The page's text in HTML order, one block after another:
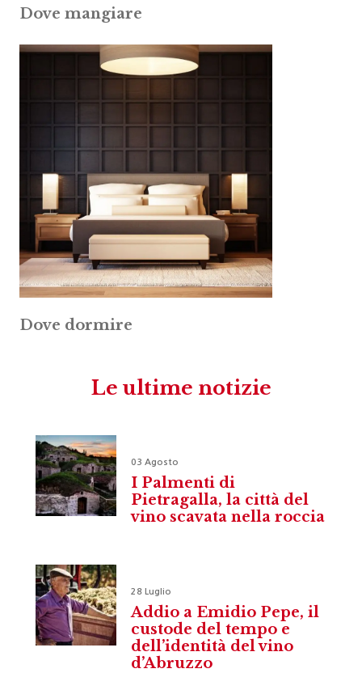
Dove mangiare
Dove dormire
Le ultime notizie
03 Agosto
I Palmenti di
Pietragalla, la città del
vino scavata nella roccia
28 Luglio
Addio a Emidio Pepe, il
custode del tempo e
dell’identità del vino
d’Abruzzo